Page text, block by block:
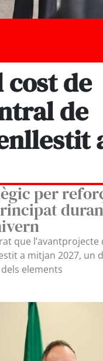
cost de
de
per
que
a mitjan 2027, un
elements